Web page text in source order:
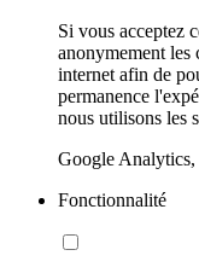
Si vous acceptez
anonymement les
internet afin de
permanence
nous utilisons les
Google
Fonctionnalité